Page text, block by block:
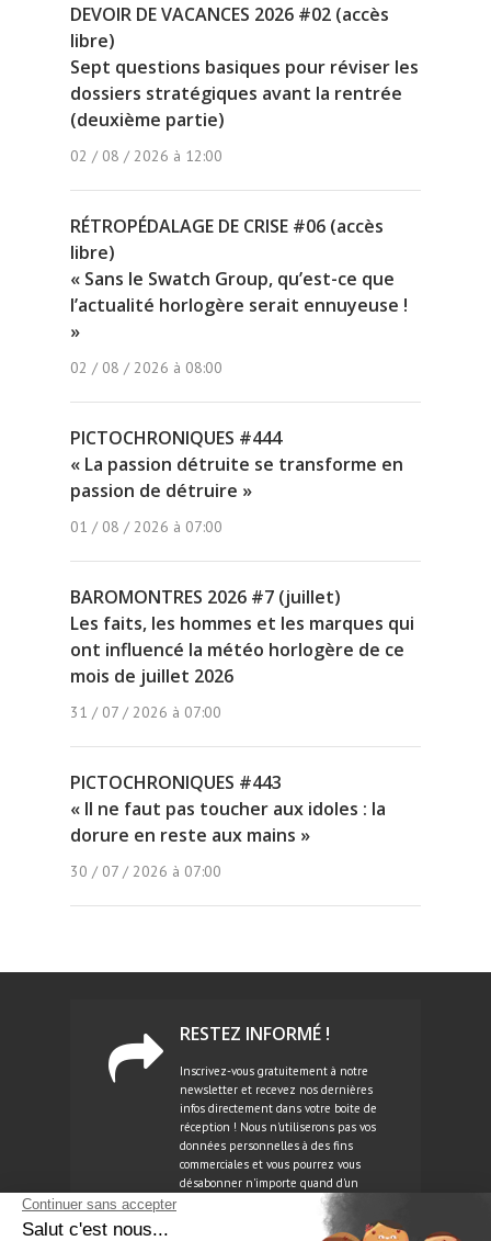
DEVOIR DE VACANCES 2026 #02 (accès
libre)
Sept questions basiques pour réviser les
dossiers stratégiques avant la rentrée
(deuxième partie)
02 / 08 / 2026 à 12:00
RÉTROPÉDALAGE DE CRISE #06 (accès
libre)
« Sans le Swatch Group, qu’est-ce que
l’actualité horlogère serait ennuyeuse !
»
02 / 08 / 2026 à 08:00
PICTOCHRONIQUES #444
« La passion détruite se transforme en
passion de détruire »
01 / 08 / 2026 à 07:00
BAROMONTRES 2026 #7 (juillet)
Les faits, les hommes et les marques qui
ont influencé la météo horlogère de ce
mois de juillet 2026
31 / 07 / 2026 à 07:00
PICTOCHRONIQUES #443
« Il ne faut pas toucher aux idoles : la
dorure en reste aux mains »
30 / 07 / 2026 à 07:00
RESTEZ INFORMÉ !
Inscrivez-vous gratuitement à notre
newsletter et recevez nos dernières
infos directement dans votre boite de
réception ! Nous n'utiliserons pas vos
données personnelles à des fins
commerciales et vous pourrez vous
désabonner n'importe quand d'un